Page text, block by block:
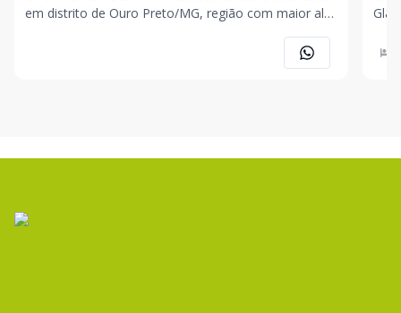
em distrito de Ouro Preto/MG, região com maior alto